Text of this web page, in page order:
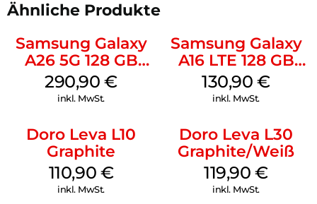
Ähnliche Produkte
Samsung Galaxy
A26 5G 128 GB
White
290,90€
inkl. MwSt.
Samsung Galaxy
A16 LTE 128 GB
Black
130,90€
inkl. MwSt.
Doro Leva L10
Graphite
110,90 €
inkl. MwSt.
Doro Leva L30
Graphite/Weiß
119,90€
inkl. MwSt.